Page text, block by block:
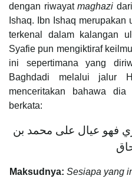
dengan riwayatmaghazi
Ishaq. Ibn Ishaq
terkenal dalam kalangan
Syafie pun mengiktiraf
ini sepertimana yang
Baghdadi melalui jalur
menceritakan bahawa
berkata:
فهو عيال على محمد بن
Maksudnya: Sesiapa yang